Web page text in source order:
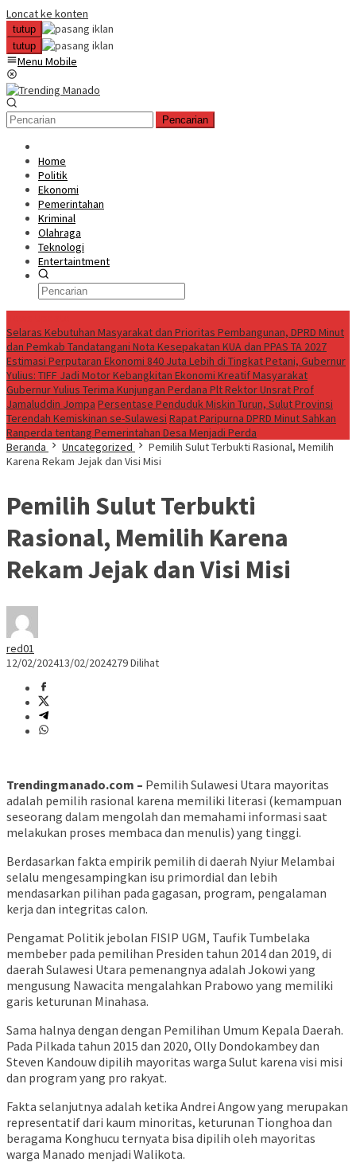
Loncat ke konten
tutup
tutup
Menu Mobile
Pencarian
Home
Politik
Ekonomi
Pemerintahan
Kriminal
Olahraga
Teknologi
Entertaintment
Selaras Kebutuhan Masyarakat dan Prioritas Pembangunan, DPRD Minut
dan Pemkab Tandatangani Nota Kesepakatan KUA dan PPAS TA 2027
Estimasi Perputaran Ekonomi 840 Juta Lebih di Tingkat Petani, Gubernur
Yulius: TIFF Jadi Motor Kebangkitan Ekonomi Kreatif Masyarakat
Gubernur Yulius Terima Kunjungan Perdana Plt Rektor Unsrat Prof
Jamaluddin Jompa Persentase Penduduk Miskin Turun, Sulut Provinsi
Terendah Kemiskinan se-Sulawesi Rapat Paripurna DPRD Minut Sahkan
Ranperda tentang Pemerintahan Desa Menjadi Perda
Beranda
Uncategorized
Pemilih Sulut Terbukti Rasional, Memilih
Karena Rekam Jejak dan Visi Misi
Pemilih Sulut Terbukti
Rasional, Memilih Karena
Rekam Jejak dan Visi Misi
red01
12/02/202413/02/2024279 Dilihat
Trendingmanado.com – Pemilih Sulawesi Utara mayoritas
adalah pemilih rasional karena memiliki literasi (kemampuan
seseorang dalam mengolah dan memahami informasi saat
melakukan proses membaca dan menulis) yang tinggi.
Berdasarkan fakta empirik pemilih di daerah Nyiur Melambai
selalu mengesampingkan isu primordial dan lebih
mendasarkan pilihan pada gagasan, program, pengalaman
kerja dan integritas calon.
Pengamat Politik jebolan FISIP UGM, Taufik Tumbelaka
membeber pada pemilihan Presiden tahun 2014 dan 2019, di
daerah Sulawesi Utara pemenangnya adalah Jokowi yang
mengusung Nawacita mengalahkan Prabowo yang memiliki
garis keturunan Minahasa.
Sama halnya dengan dengan Pemilihan Umum Kepala Daerah.
Pada Pilkada tahun 2015 dan 2020, Olly Dondokambey dan
Steven Kandouw dipilih mayoritas warga Sulut karena visi misi
dan program yang pro rakyat.
Fakta selanjutnya adalah ketika Andrei Angow yang merupakan
representatif dari kaum minoritas, keturunan Tionghoa dan
beragama Konghucu ternyata bisa dipilih oleh mayoritas
warga Manado menjadi Walikota.